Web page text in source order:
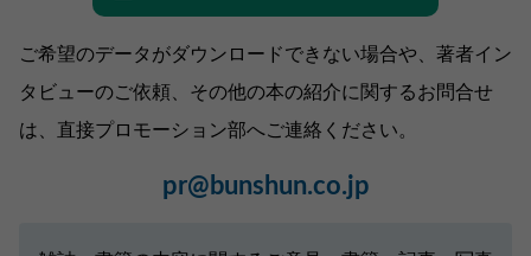
ご希望のデータがダウンロードできない場合や、著者イン
タビューのご依頼、その他の本の紹介に関するお問合せ
は、直接プロモーション部へご連絡ください。
pr@bunshun.co.jp